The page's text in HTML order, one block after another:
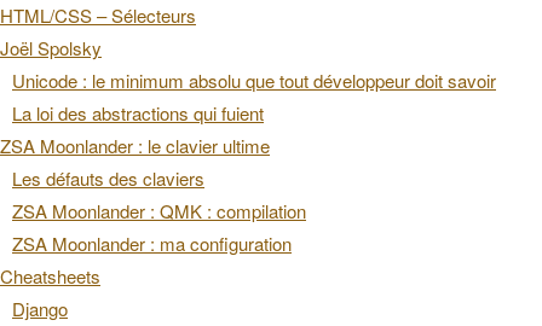
HTML/CSS – Sélecteurs
Joël Spolsky
Unicode : le minimum absolu que tout développeur doit savoir
La loi des abstractions qui fuient
ZSA Moonlander : le clavier ultime
Les défauts des claviers
ZSA Moonlander : QMK : compilation
ZSA Moonlander : ma configuration
Cheatsheets
Django